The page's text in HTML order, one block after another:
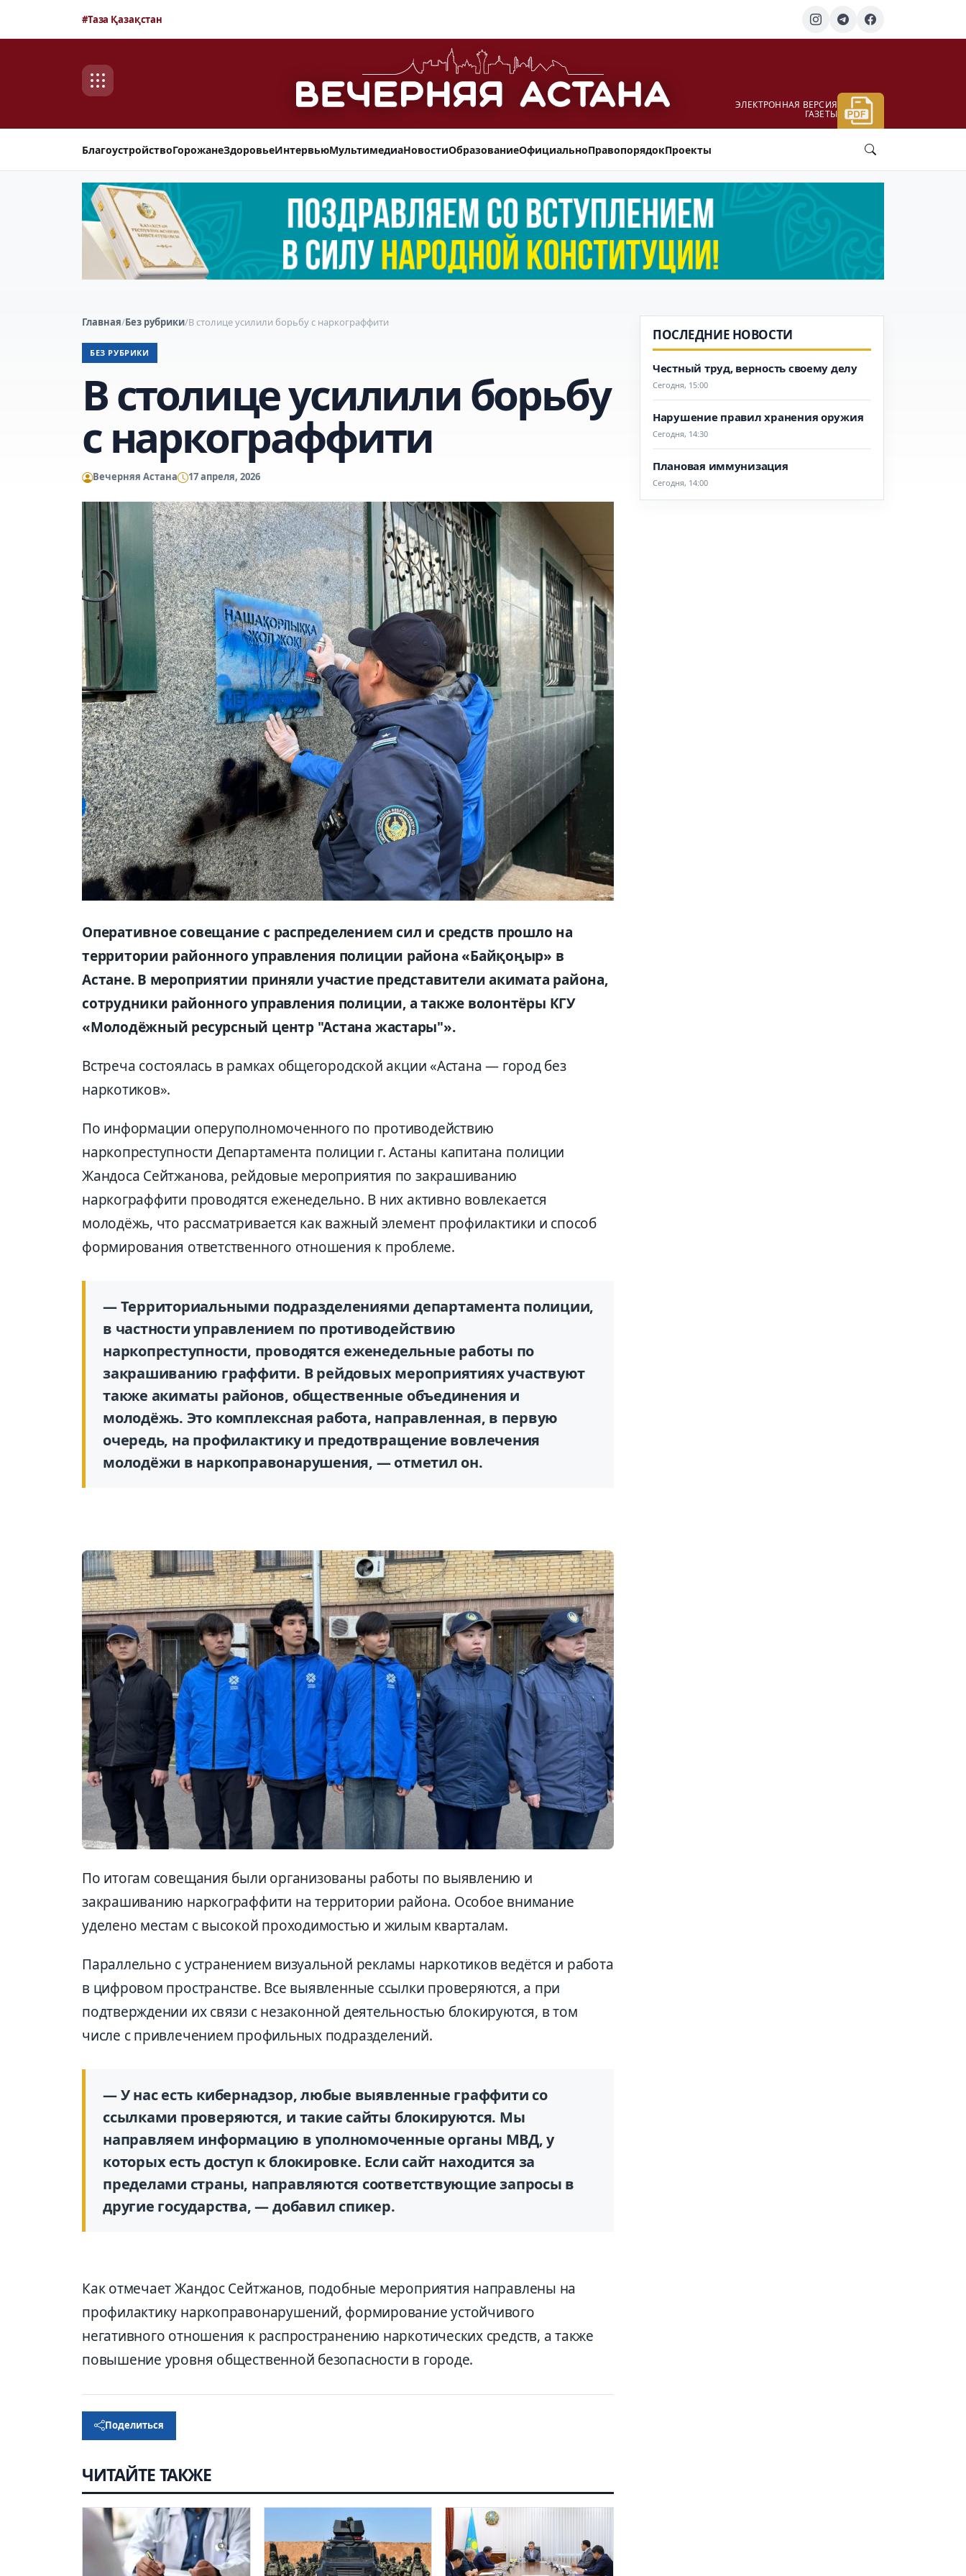
#Таза Қазақстан
ЭЛЕКТРОННАЯ ВЕРСИЯ
ГАЗЕТЫ
БлагоустройствоГорожанеЗдоровьеИнтервьюМультимедиаНовостиОбразованиеОфициальноПравопорядокПроекты
Главная/Без рубрики/В столице усилили борьбу с наркограффити
БЕЗ РУБРИКИ
В столице усилили борьбу
с наркограффити
Вечерняя Астана 17 апреля, 2026
Оперативное совещание с распределением сил и средств прошло на
территории районного управления полиции района «Байқоңыр» в
Астане. В мероприятии приняли участие представители акимата района,
сотрудники районного управления полиции, а также волонтёры КГУ
«Молодёжный ресурсный центр "Астана жастары"».
Встреча состоялась в рамках общегородской акции «Астана — город без
наркотиков».
По информации оперуполномоченного по противодействию
наркопреступности Департамента полиции г. Астаны капитана полиции
Жандоса Сейтжанова, рейдовые мероприятия по закрашиванию
наркограффити проводятся еженедельно. В них активно вовлекается
молодёжь, что рассматривается как важный элемент профилактики и способ
формирования ответственного отношения к проблеме.
— Территориальными подразделениями департамента полиции,
в частности управлением по противодействию
наркопреступности, проводятся еженедельные работы по
закрашиванию граффити. В рейдовых мероприятиях участвуют
также акиматы районов, общественные объединения и
молодёжь. Это комплексная работа, направленная, в первую
очередь, на профилактику и предотвращение вовлечения
молодёжи в наркоправонарушения, — отметил он.
По итогам совещания были организованы работы по выявлению и
закрашиванию наркограффити на территории района. Особое внимание
уделено местам с высокой проходимостью и жилым кварталам.
Параллельно с устранением визуальной рекламы наркотиков ведётся и работа
в цифровом пространстве. Все выявленные ссылки проверяются, а при
подтверждении их связи с незаконной деятельностью блокируются, в том
числе с привлечением профильных подразделений.
— У нас есть кибернадзор, любые выявленные граффити со
ссылками проверяются, и такие сайты блокируются. Мы
направляем информацию в уполномоченные органы МВД, у
которых есть доступ к блокировке. Если сайт находится за
пределами страны, направляются соответствующие запросы в
другие государства, — добавил спикер.
Как отмечает Жандос Сейтжанов, подобные мероприятия направлены на
профилактику наркоправонарушений, формирование устойчивого
негативного отношения к распространению наркотических средств, а также
повышение уровня общественной безопасности в городе.
Поделиться
ЧИТАЙТЕ ТАКЖЕ
ПОСЛЕДНИЕ НОВОСТИ
Честный труд, верность своему делу
Сегодня, 15:00
Нарушение правил хранения оружия
Сегодня, 14:30
Плановая иммунизация
Сегодня, 14:00